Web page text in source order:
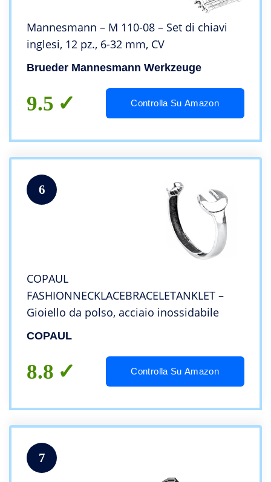
Mannesmann – M 110-08 – Set di chiavi
inglesi, 12 pz., 6-32 mm, CV
Brueder Mannesmann Werkzeuge
9.5 Controlla Su Amazon
6
COPAUL
FASHIONNECKLACEBRACELETANKLET –
Gioiello da polso, acciaio inossidabile
COPAUL
8.8 Controlla Su Amazon
7